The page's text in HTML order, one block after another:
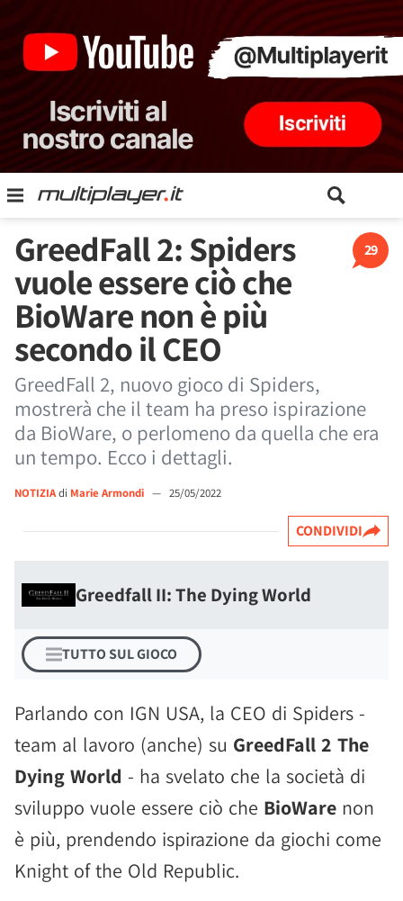
29
GreedFall 2: Spiders
vuole essere ciò che
BioWare non è più
secondo il CEO
GreedFall 2, nuovo gioco di Spiders,
mostrerà che il team ha preso ispirazione
da BioWare, o perlomeno da quella che era
un tempo. Ecco i dettagli.
NOTIZIAdi Marie Armondi — 25/05/2022
CONDIVIDI
Greedfall II: The Dying World
TUTTO SUL GIOCO
Parlando con IGN USA, la CEO di Spiders -
team al lavoro (anche) su GreedFall 2 The
Dying World - ha svelato che la società di
sviluppo vuole essere ciò che BioWare non
è più, prendendo ispirazione da giochi come
Knight of the Old Republic.